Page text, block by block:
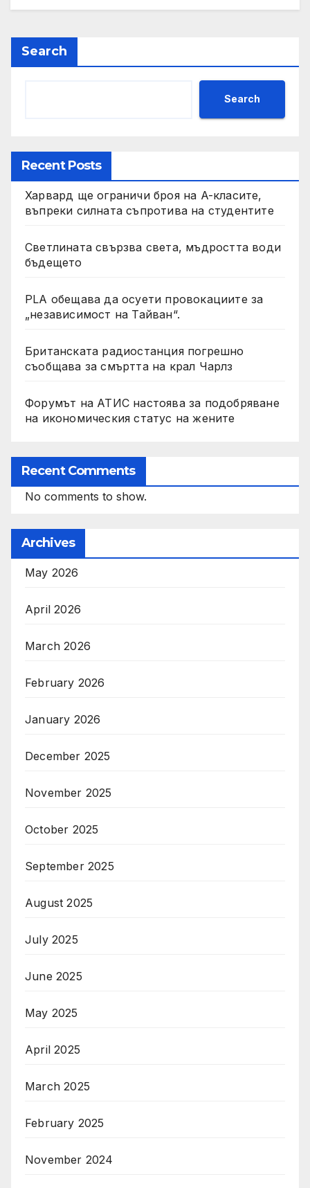
Search
Search
Recent Posts
Харвард ще ограничи броя на A-класите,
въпреки силната съпротива на студентите
Светлината свързва света, мъдростта води
бъдещето
PLA обещава да осуети провокациите за
„независимост на Тайван“.
Британската радиостанция погрешно
съобщава за смъртта на крал Чарлз
Форумът на АТИС настоява за подобряване
на икономическия статус на жените
Recent Comments
No comments to show.
Archives
May 2026
April 2026
March 2026
February 2026
January 2026
December 2025
November 2025
October 2025
September 2025
August 2025
July 2025
June 2025
May 2025
April 2025
March 2025
February 2025
November 2024